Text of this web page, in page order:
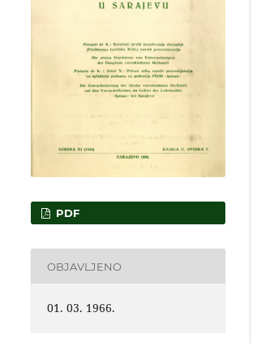
PDF
OBJAVLJENO
01. 03. 1966.